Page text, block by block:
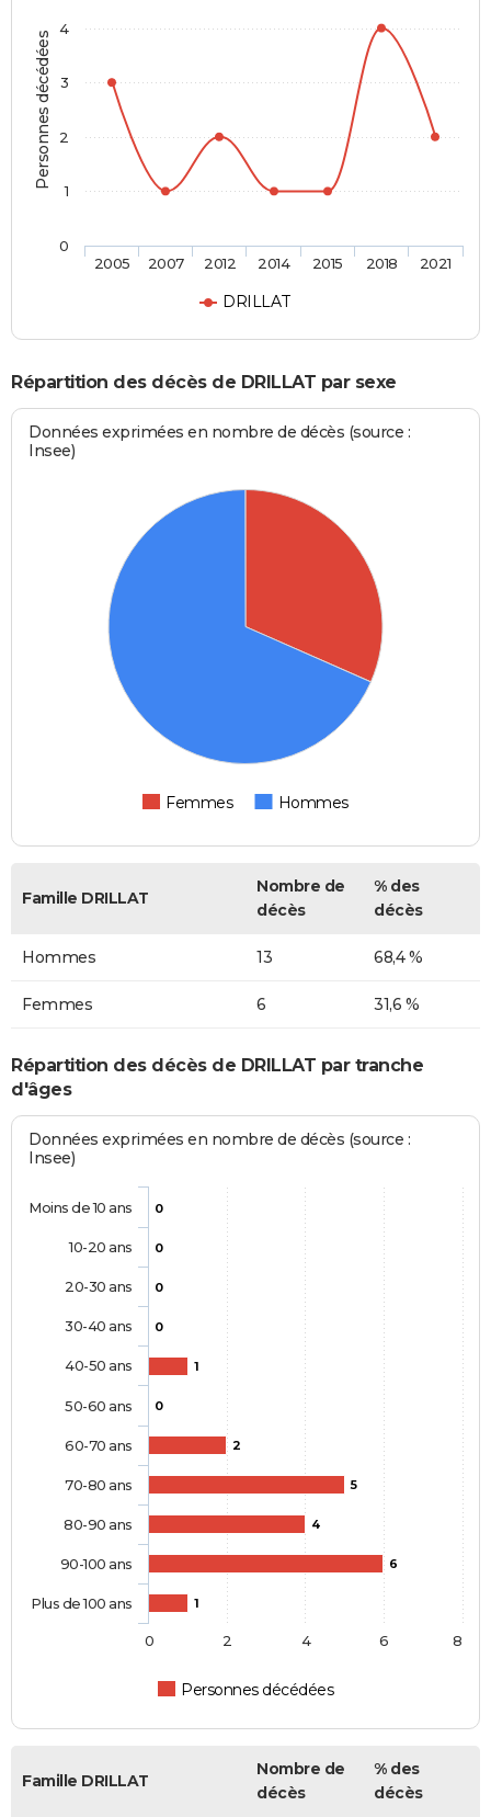
Personnes décédées
DRILLAT
2005 2007 2012 2014 2015 2018 2021
0
1
2
3
4
Répartition des décès de DRILLAT par sexe
Données exprimées en nombre de décès (source :
Insee)
Femmes Hommes
Famille DRILLAT
Nombre de
décès
% des
décès
Hommes 13 68,4 %
Femmes 6 31,6 %
Répartition des décès de DRILLAT par tranche
d'âges
Données exprimées en nombre de décès (source :
Insee)
0
0
0
0
1
0
2
5
4
6
1
Personnes décédées
Moins de 10 ans
10-20 ans
20-30 ans
30-40 ans
40-50 ans
50-60 ans
60-70 ans
70-80 ans
80-90 ans
90-100 ans
Plus de 100 ans
0 2 4 6 8
Famille DRILLAT
Nombre de
décès
% des
décès